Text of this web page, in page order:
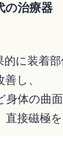
の治療器
的に装着
し、
身体の曲
直接磁極